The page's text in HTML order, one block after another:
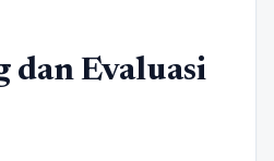
Evaluasi